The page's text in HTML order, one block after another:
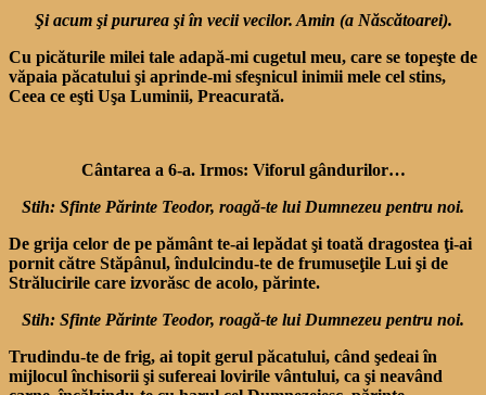
Şi acum şi pururea şi în vecii vecilor. Amin (a Născătoarei).
Cu picăturile milei tale adapă-mi cugetul meu, care se topeşte de
văpaia păcatului şi aprinde-mi sfeşnicul inimii mele cel stins,
Ceea ce eşti Uşa Luminii, Prea­curată.
Cântarea a 6-a. Irmos: Viforul gândurilor…
Stih: Sfinte Părinte Teodor, roagă-te lui Dumnezeu pentru noi.
De grija celor de pe pământ te-ai lepădat şi toată dragostea ţi-ai
pornit către Stăpânul, îndulcindu-te de frumuseţile Lui şi de
Strălucirile care izvorăsc de acolo, părinte.
Stih: Sfinte Părinte Teodor, roagă-te lui Dumnezeu pentru noi.
Trudindu-te de frig, ai topit gerul păcatului, când şedeai în
mijlocul închisorii şi sufereai lovirile vântului, ca şi neavând